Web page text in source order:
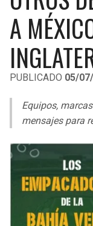
LIGA DE EXPANSIÓN
LEAGUES CUP
UEFA EUROPA LEAGUE
UEFA CONFERENCE
MLS
COPA
LIGA BETPLAY
OTRAS LIGAS
RAIDERS
CHARGERS
BENGALS
BROWNS
STEELERS
TEXANS
CAVALIERS
PISTONS
BUCKS
HAWKS
HORNETS
HEAT
A
PUBLICADO 05/
Equipos,
mensajes para